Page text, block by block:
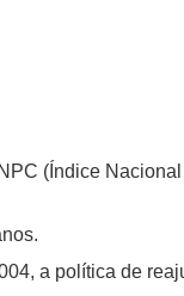
(Índice
a política de